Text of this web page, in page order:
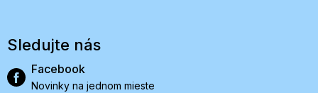
Sledujte nás
Facebook
Novinky na jednom mieste